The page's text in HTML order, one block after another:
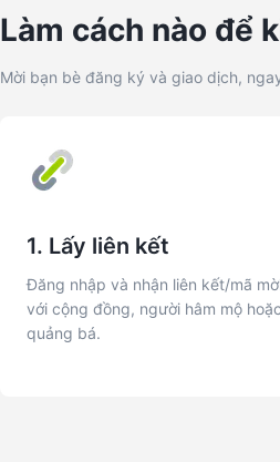
Làm cách nào để
Mời bạn bè đăng ký và giao dịch,
1. Lấy liên kết
Đăng nhập và nhận liên kết/mã
với cộng đồng, người hâm mộ
quảng bá.